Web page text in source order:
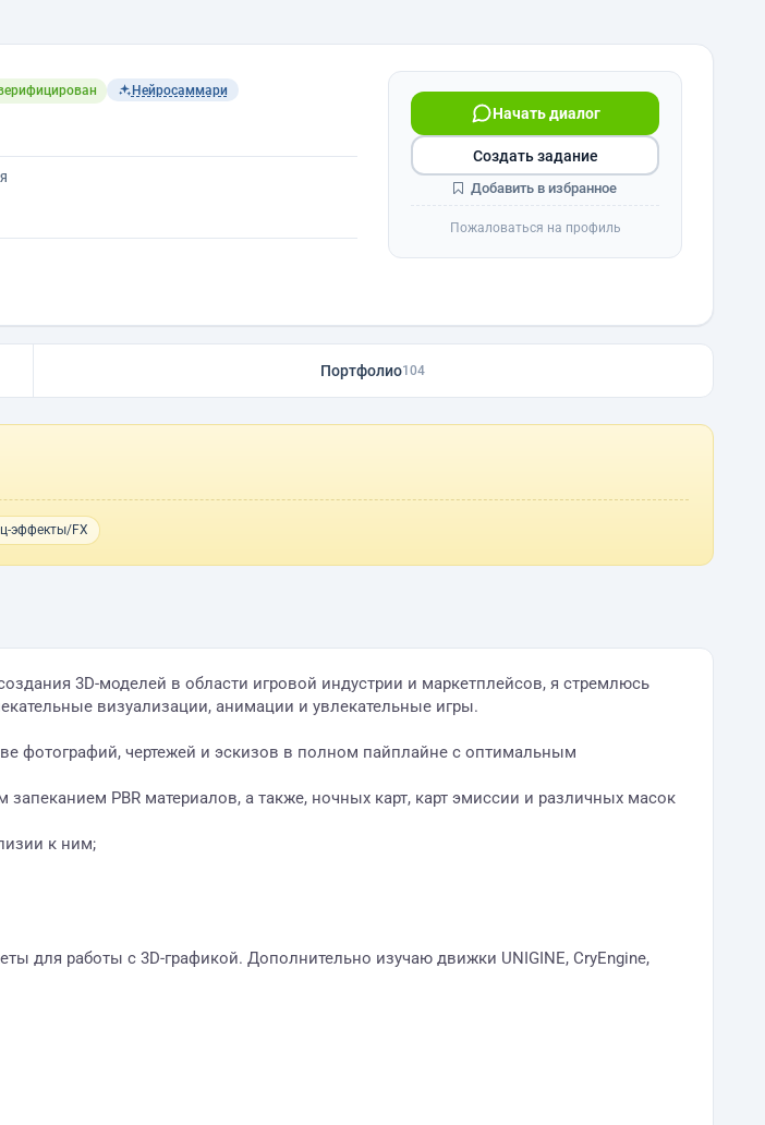
Нейросаммари
Начать диалог
Создать задание
Добавить в избранное
Пожаловаться на профиль
Портфолио104
эффекты/FX
3D-моделей в области игровой индустрии и маркетплейсов, я стремлюсь
визуализации, анимации и увлекательные игры.
фотографий, чертежей и эскизов в полном пайплайне с оптимальным
PBR материалов, а также, ночных карт, карт эмиссии и различных масок
к ним;
для работы с 3D-графикой. Дополнительно изучаю движки UNIGINE, CryEngine,